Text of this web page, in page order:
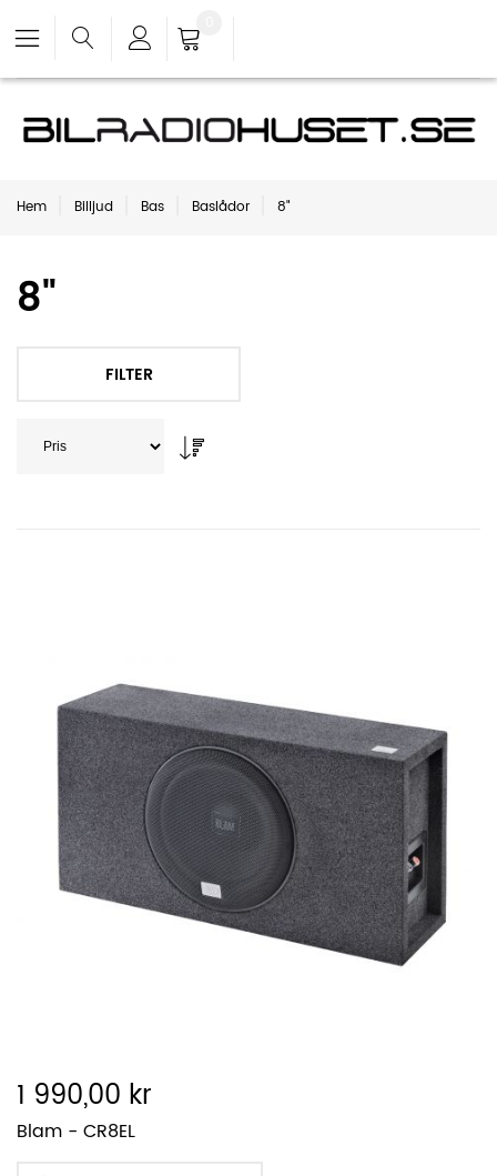
Hem Billjud Bas Baslådor 8"
8"
FILTER
1 990,00 kr
Blam - CR8EL